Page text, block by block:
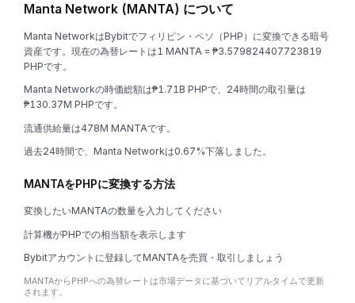
Manta Network (MANTA) について
Manta NetworkはBybitでフィリピン・ペソ（PHP）に変換できる暗号
資産です。現在の為替レートは1 MANTA = ₱3.579824407723819
PHPです。
Manta Networkの時価総額は₱1.71B PHPで、24時間の取引量は
₱130.37M PHPです。
流通供給量は478M MANTAです。
過去24時間で、Manta Networkは0.67%下落しました。
MANTAをPHPに変換する方法
変換したいMANTAの数量を入力してください
計算機がPHPでの相当額を表示します
Bybitアカウントに登録してMANTAを売買・取引しましょう
MANTAからPHPへの為替レートは市場データに基づいてリアルタイムで更新
されます。